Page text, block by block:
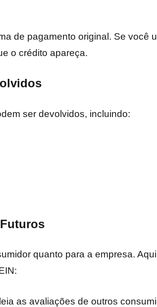
de pagamento original. Se você
o crédito apareça.
ser devolvidos, incluindo:
quanto para a empresa.
as avaliações de outros